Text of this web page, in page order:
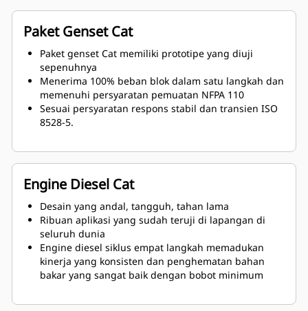
Paket Genset Cat
Paket genset Cat memiliki prototipe yang diuji
sepenuhnya
Menerima 100% beban blok dalam satu langkah dan
memenuhi persyaratan pemuatan NFPA 110
Sesuai persyaratan respons stabil dan transien ISO
8528-5.
Engine Diesel Cat
Desain yang andal, tangguh, tahan lama
Ribuan aplikasi yang sudah teruji di lapangan di
seluruh dunia
Engine diesel siklus empat langkah memadukan
kinerja yang konsisten dan penghematan bahan
bakar yang sangat baik dengan bobot minimum